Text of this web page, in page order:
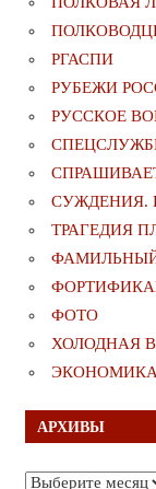
РГАСПИ
РУБЕЖИ
РУССКОЕ
СУЖДЕНИЯ.
ТРАГЕДИЯ
ФОТО
ХОЛОДНАЯ
АРХИВЫ
Архивы